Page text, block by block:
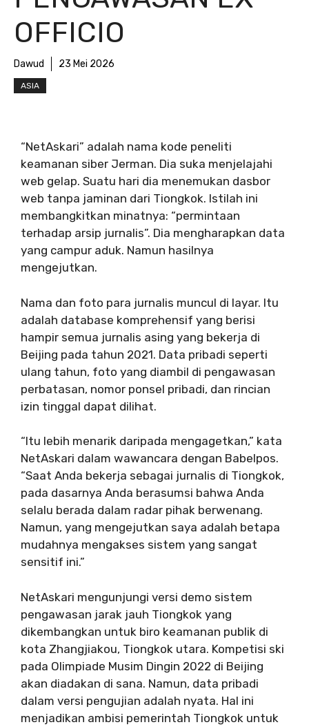
OFFICIO
Dawud 23 Mei 2026
ASIA
“NetAskari” adalah nama kode peneliti
keamanan siber Jerman. Dia suka menjelajahi
web gelap. Suatu hari dia menemukan dasbor
web tanpa jaminan dari Tiongkok. Istilah ini
membangkitkan minatnya: “permintaan
terhadap arsip jurnalis”. Dia mengharapkan data
yang campur aduk. Namun hasilnya
mengejutkan.
Nama dan foto para jurnalis muncul di layar. Itu
adalah database komprehensif yang berisi
hampir semua jurnalis asing yang bekerja di
Beijing pada tahun 2021. Data pribadi seperti
ulang tahun, foto yang diambil di pengawasan
perbatasan, nomor ponsel pribadi, dan rincian
izin tinggal dapat dilihat.
“Itu lebih menarik daripada mengagetkan,” kata
NetAskari dalam wawancara dengan Babelpos.
“Saat Anda bekerja sebagai jurnalis di Tiongkok,
pada dasarnya Anda berasumsi bahwa Anda
selalu berada dalam radar pihak berwenang.
Namun, yang mengejutkan saya adalah betapa
mudahnya mengakses sistem yang sangat
sensitif ini.”
NetAskari mengunjungi versi demo sistem
pengawasan jarak jauh Tiongkok yang
dikembangkan untuk biro keamanan publik di
kota Zhangjiakou, Tiongkok utara. Kompetisi ski
pada Olimpiade Musim Dingin 2022 di Beijing
akan diadakan di sana. Namun, data pribadi
dalam versi pengujian adalah nyata. Hal ini
menjadikan ambisi pemerintah Tiongkok untuk